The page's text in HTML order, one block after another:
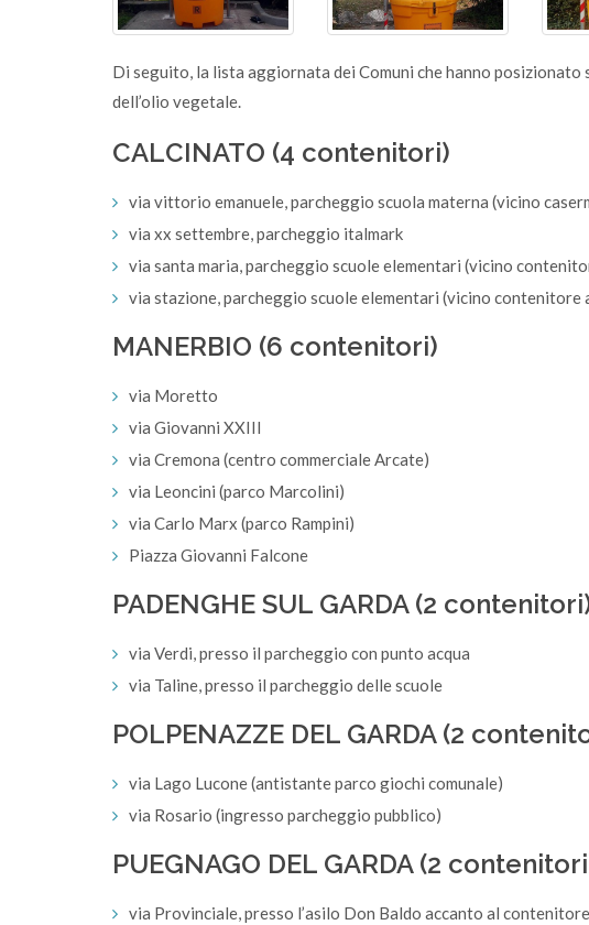
Di seguito, la lista aggiornata dei Comuni che hanno
dell’olio vegetale.
CALCINATO (4 contenitori)
via vittorio emanuele, parcheggio scuola materna (vicino
via xx settembre, parcheggio italmark
via santa maria, parcheggio scuole elementari (vicino
via stazione, parcheggio scuole elementari (vicino contenitore
MANERBIO (6 contenitori)
via Moretto
via Giovanni XXIII
via Cremona (centro commerciale Arcate)
via Leoncini (parco Marcolini)
via Carlo Marx (parco Rampini)
Piazza Giovanni Falcone
PADENGHE SUL GARDA (2
via Verdi, presso il parcheggio con punto acqua
via Taline, presso il parcheggio delle scuole
POLPENAZZE DEL GARDA (2
via Lago Lucone (antistante parco giochi comunale)
via Rosario (ingresso parcheggio pubblico)
PUEGNAGO DEL GARDA (2
via Provinciale, presso l’asilo Don Baldo accanto al